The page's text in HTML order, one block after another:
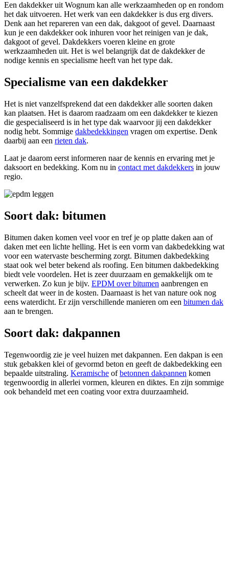
Een dakdekker uit Wognum kan alle werkzaamheden op en rondom
het dak uitvoeren. Het werk van een dakdekker is dus erg divers.
Denk aan het repareren van een dak, dakgoot of gevel. Daarnaast
kun je een dakdekker ook inhuren voor het reinigen van je dak,
dakgoot of gevel. Dakdekkers voeren kleine en grote
werkzaamheden uit. Het is wel belangrijk dat de dakdekker de
nodige kennis en specialisme heeft van het type dak.
Specialisme van een dakdekker
Het is niet vanzelfsprekend dat een dakdekker alle soorten daken
kan plaatsen. Het is daarom raadzaam om een dakdekker te kiezen
die gespecialiseerd is in het type dak waarvoor jij een dakdekker
nodig hebt. Sommige dakbedekkingen vragen om expertise. Denk
daarbij aan een rieten dak.
Laat je daarom eerst informeren naar de kennis en ervaring met je
daksoort en bedekking. Kom nu in contact met dakdekkers in jouw
regio.
Soort dak: bitumen
Bitumen daken komen veel voor en tref je op platte daken aan of
daken met een lichte helling. Het is een vorm van dakbedekking wat
voor een watervaste bescherming zorgt. Bitumen dakbedekking
staat ook wel beter bekend als roofing. Een bitumen dakbedekking
biedt vele voordelen. Het is zeer duurzaam en gemakkelijk om te
verwerken. Zo kun je bijv. EPDM over bitumen aanbrengen en
scheelt dat weer in de kosten. Daarnaast is het van nature ook nog
eens waterdicht. Er zijn verschillende manieren om een bitumen dak
aan te brengen.
Soort dak: dakpannen
Tegenwoordig zie je veel huizen met dakpannen. Een dakpan is een
stuk gebakken klei of gevormd beton en geeft de dakbedekking een
bepaalde uitstraling. Keramische ofbetonnen dakpannen komen
tegenwoordig in allerlei vormen, kleuren en diktes. En zijn sommige
ook behandeld met een coating voor extra duurzaamheid.